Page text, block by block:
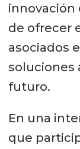
innovación
de ofrecer
asociados
soluciones
futuro.
En una
que